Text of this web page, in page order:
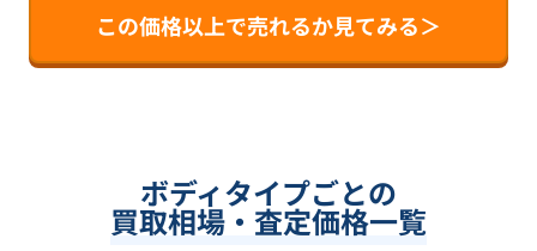
この価格以上で売れるか見てみる＞
ボディタイプごとの
買取相場・査定価格一覧